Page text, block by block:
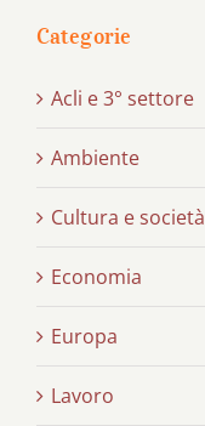
Categorie
Acli e 3° settore
Ambiente
Cultura e società
Economia
Europa
Lavoro